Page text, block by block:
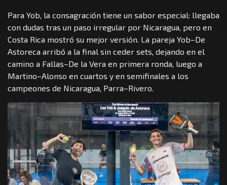
Para Yob, la consagración tiene un sabor especial: llegaba
con dudas tras un paso irregular por Nicaragua, pero en
Costa Rica mostró su mejor versión. La pareja Yob–De
Astoreca arribó a la final sin ceder sets, dejando en el
camino a Fallas–De la Vera en primera ronda, luego a
Martino–Alonso en cuartos y en semifinales a los
campeones de Nicaragua, Parra–Rivero.